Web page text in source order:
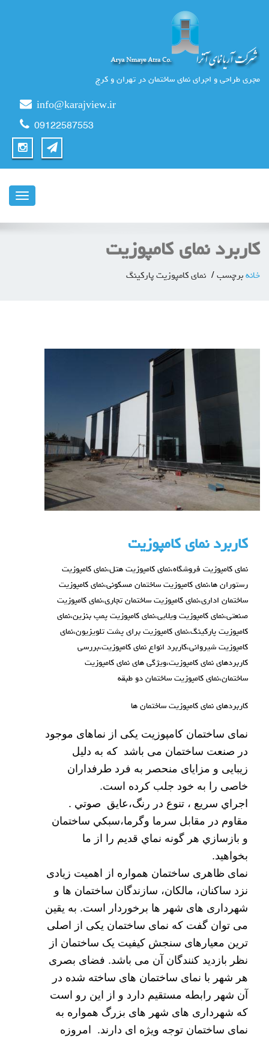
مجری طراحی و اجرای نمای ساختمان در تهران و کرج
info@karajview.ir
09122587553
ناوبری
کاربرد نمای کامپوزیت
خانه برچسب نمای کامپوزیت پارکینگ
کاربرد نمای کامپوزیت
نمای کامپوزیت فروشگاه،نمای کامپوزیت هتل،نمای کامپوزیت
رستوران ها،نمای کامپوزیت ساختمان مسکونی،نمای کامپوزیت
ساختمان اداری،نمای کامپوزیت ساختمان تجاری،نمای کامپوزیت
صنعتی،نمای کامپوزیت ویلایی،نمای کامپوزیت پمپ بنزین،نمای
کامپوزیت پارکینگ،نمای کامپوزیت برای پشت تلویزیون،نمای
کامپوزیت شیروانی،کاربرد انواع نمای کامپوزیت،بررسی
کاربردهای نمای کامپوزیت،ویژگی های نمای کامپوزیت
ساختمان،نمای کامپوزیت ساختمان دو طبقه
کاربردهای نمای کامپوزیت ساختمان ها
نمای ساختمان کامپوزیت یکی از نماهای موجود
در صنعت ساختمان می باشد که به دلیل
زیبایی و مزایای منحصر به فرد طرفداران
خاصی را به خود جلب کرده است.
اجراي سريع ، تنوع در رنگ،عايق صوتي .
مقاوم در مقابل سرما وگرما،سبكي ساختمان
و بازسازي هر گونه نماي قديم را از ما
بخواهید.
نمای ظاهری ساختمان همواره از اهمیت زیادی
نزد ساکنان، مالکان، سازندگان ساختمان ها و
شهرداری های شهر ها برخوردار است. به یقین
می توان گفت که نمای ساختمان یکی از اصلی
ترین معیارهای سنجش کیفیت یک ساختمان از
نظر بازدید کنندگان آن می باشد. فضای بصری
هر شهر با نمای ساختمان های ساخته شده در
آن شهر رابطه مستقیم دارد و از این رو است
که شهرداری های شهر های بزرگ همواره به
نمای ساختمان توجه ویژه ای دارند. امروزه